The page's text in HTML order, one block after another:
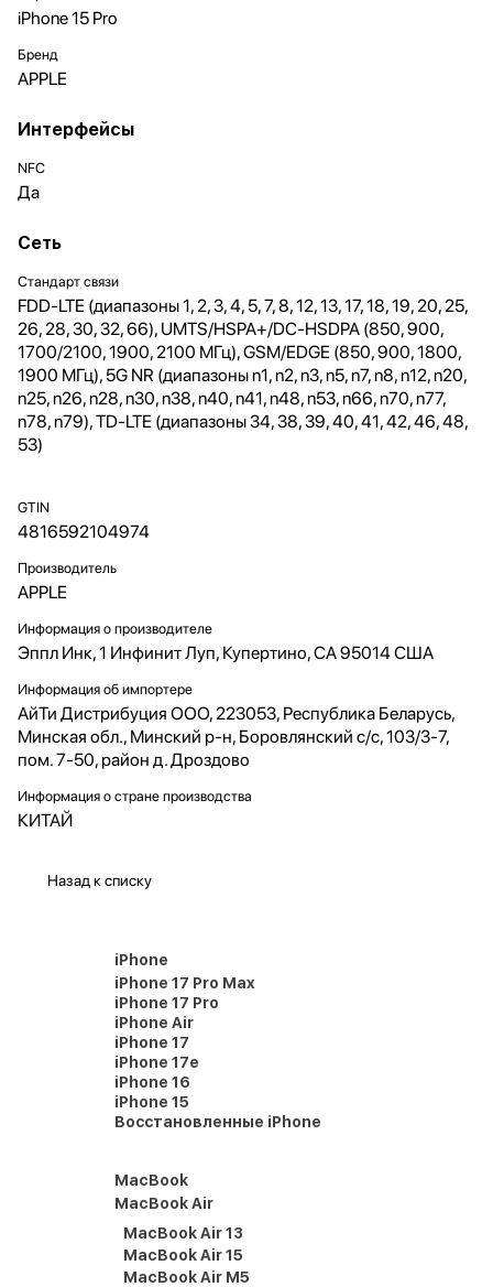
iPhone 15 Pro
Бренд
APPLE
Интерфейсы
NFC
Да
Сеть
Стандарт связи
FDD-LTE (диапазоны 1, 2, 3, 4, 5, 7, 8, 12, 13, 17, 18, 19, 20, 25,
26, 28, 30, 32, 66), UMTS/HSPA+/DC-HSDPA (850, 900,
1700/2100, 1900, 2100 МГц), GSM/EDGE (850, 900, 1800,
1900 МГц), 5G NR (диапазоны n1, n2, n3, n5, n7, n8, n12, n20,
n25, n26, n28, n30, n38, n40, n41, n48, n53, n66, n70, n77,
n78, n79), TD-LTE (диапазоны 34, 38, 39, 40, 41, 42, 46, 48,
53)
GTIN
4816592104974
Производитель
APPLE
Информация о производителе
Эппл Инк, 1 Инфинит Луп, Купертино, CA 95014 США
Информация об импортере
АйТи Дистрибуция ООО, 223053, Республика Беларусь,
Минская обл., Минский р-н, Боровлянский с/с, 103/3-7,
пом. 7-50, район д. Дроздово
Информация о стране производства
КИТАЙ
Назад к списку
iPhone
iPhone 17 Pro Max
iPhone 17 Pro
iPhone Air
iPhone 17
iPhone 17e
iPhone 16
iPhone 15
Восстановленные iPhone
MacBook
MacBook Air
MacBook Air 13
MacBook Air 15
MacBook Air M5